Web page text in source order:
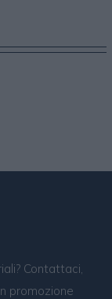
Contattaci,
promozione